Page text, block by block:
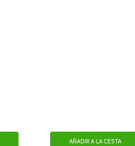
AÑADIR A LA CESTA